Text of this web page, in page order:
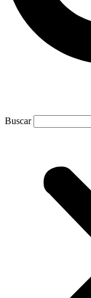
Buscar